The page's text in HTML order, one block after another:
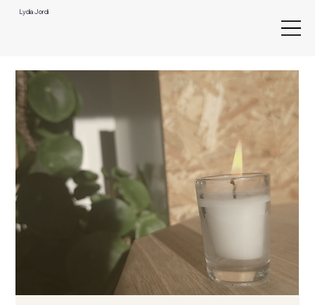
Lydia Jordi